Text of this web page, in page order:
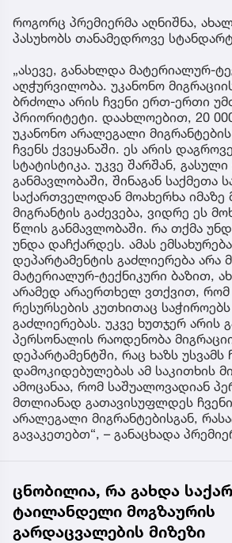
როგორც პრემიერმა აღნიშნა,
პასუხობს თანამედროვე
„ასევე, განახლდა მატერიალურ-
აღჭურვილობა. უკანონო
ბრძოლა არის ჩვენი ერთ-ერთი
პრიორიტეტი. დაახლოებით, 20
უკანონო არალეგალი
ჩვენს ქვეყანაში. ეს არის
სტატისტიკა. უკვე შარშან,
განმავლობაში, შინაგან საქმეთა
საქართველოდან მოახერხა იმაზე
მიგრანტის გაძევება, ვიდრე ეს
წლის განმავლობაში. რა თქმა
უნდა დაჩქარდეს. ამას
დეპარტამენტის გაძლიერება არა
მატერიალურ-ტექნიკური ბაზით,
არამედ არაერთხელ ვთქვით, რომ
რესურსების კუთხითაც
გაძლიერებას. უკვე ხუთჯერ არის
პერსონალის რაოდენობა
დეპარტამენტში, რაც ხაზს
დამოკიდებულებას ამ საკითხის
ამოცანაა, რომ საშუალოვადიან
მთლიანად გათავისუფლდეს ჩვენი
არალეგალი მიგრანტებისგან,
გავაკეთებთ“, – განაცხადა
ცნობილია, რა გახდა
ტაილანდელი მოგზაურის
გარდაცვალების მიზეზი